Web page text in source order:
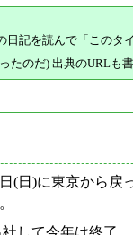
日記を読んで「このタ
たのだ) 出典のURLも
(日)に東京から